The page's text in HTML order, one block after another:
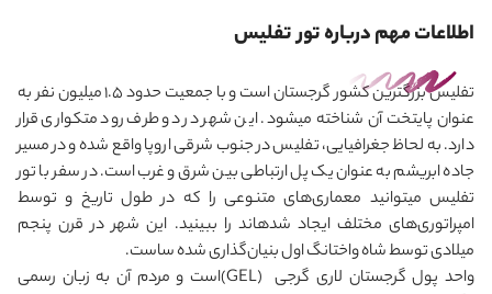
اطلاعات مهم درباره تور تفلیس
تفلیس بزرگترین کشور گرجستان است و با جمعیت حدود ۱.۵ میلیون نفر به
عنوان پایتخت آن شناخته می‎شود. این شهر در دو طرف رود متکواری قرار
دارد. به لحاظ جغرافیایی، تفلیس در جنوب شرقی اروپا واقع شده و در مسیر
جاده ابریشم به عنوان یک پل ارتباطی بین شرق و غرب است. در سفر با تور
تفلیس می‎توانید معماری‌های متنوعی را که در طول تاریخ و توسط
امپراتوری‌های مختلف ایجاد شده‎اند را ببینید. این شهر در قرن پنجم
میلادی توسط شاه واختانگ اول بنیان‌گذاری شده ساست.
واحد پول گرجستان لاری گرجی (GEL)است و مردم آن به زبان رسمی